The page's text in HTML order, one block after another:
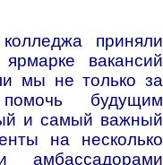
приняли
вакансий
мы не только за
будущим
и самый важный
на несколько
амбассадорами